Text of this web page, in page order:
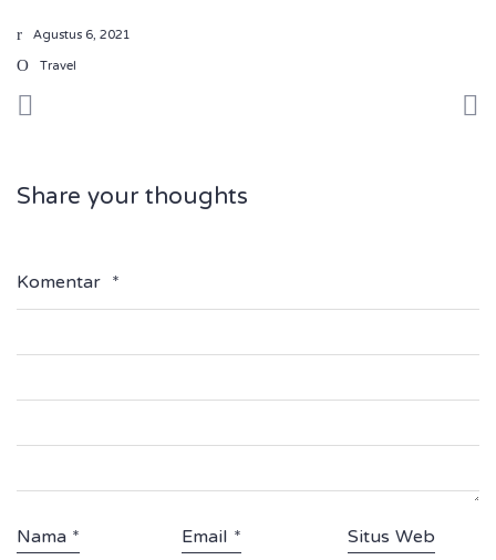
Agustus 6, 2021
Travel
Share your thoughts
Komentar *
Nama* Email* Situs Web